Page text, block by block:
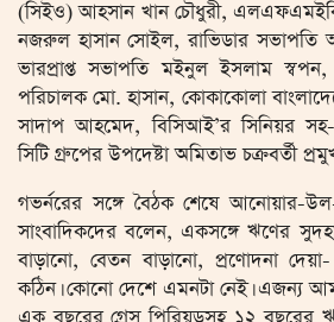
(সিইও) আহসান খান চৌধুরী,
নজরুল হাসান সোইল, রাভিডার সভাপতি
ভারপ্রাপ্ত সভাপতি মইনুল ইসলাম স্বপন,
পরিচালক মো. হাসান, কোকাকোলা
সাদাপ আহমেদ, বিসিআই’র সিনিয়র সহ-
সিটি গ্রুপের উপদেষ্টা অমিতাভ চক্রবর্তী
গভর্নরের সঙ্গে বৈঠক শেষে আনোয়ার-
সাংবাদিকদের বলেন, একসঙ্গে ঋণের
বাড়ানো, বেতন বাড়ানো, প্রণোদনা
কঠিন। কোনো দেশে এমনটা নেই। এজন্য